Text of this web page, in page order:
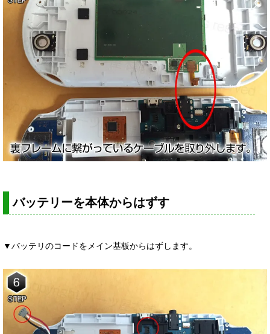
バッテリーを本体からはずす
▼バッテリのコードをメイン基板からはずします。